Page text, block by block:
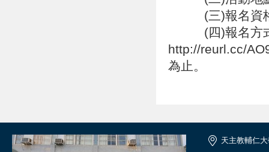
(三)報名資格
(四)報名方式
http://reurl.cc/
為止。
天主教輔仁